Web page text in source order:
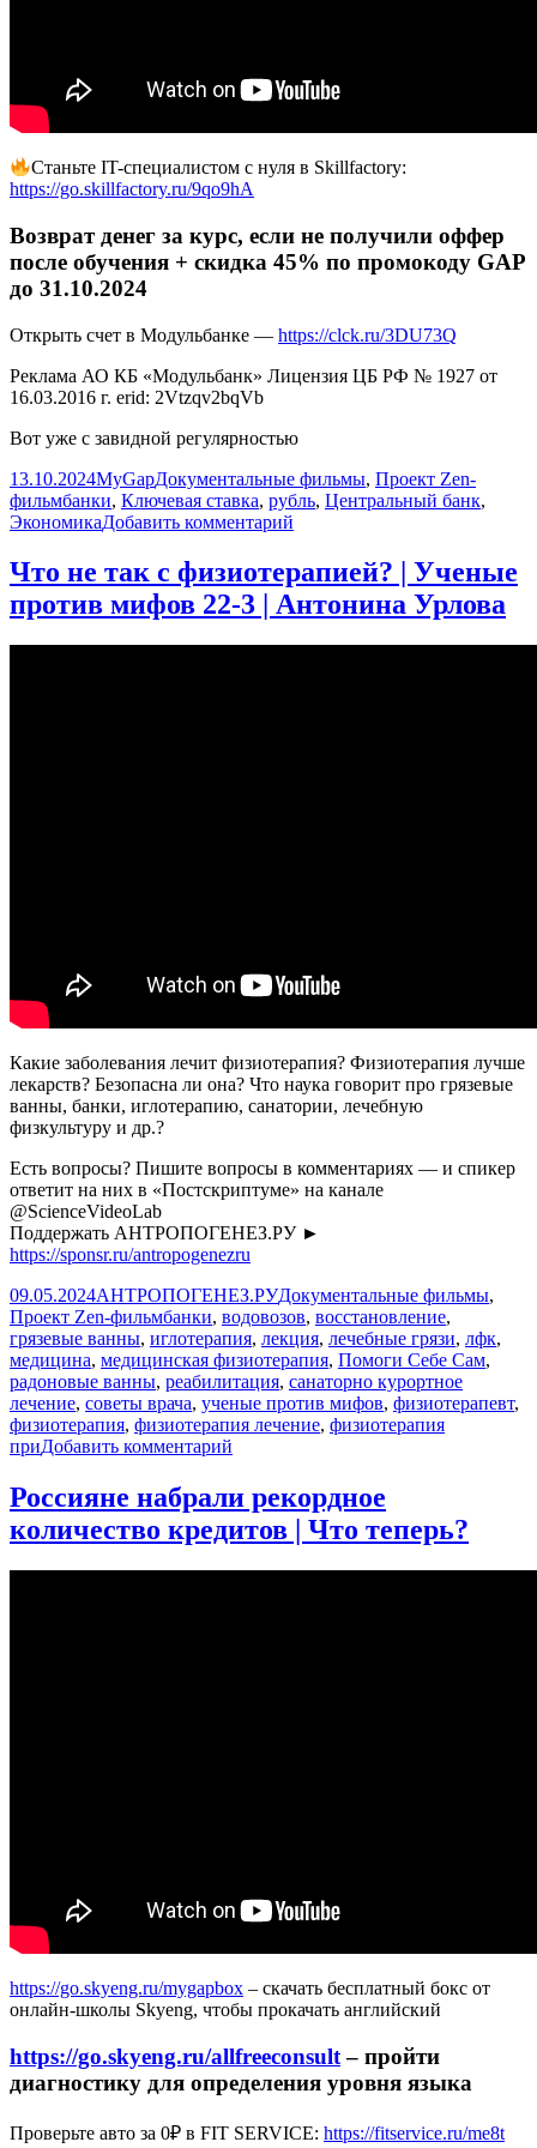
Станьте IT-специалистом с нуля в Skillfactory:
https://go.skillfactory.ru/9qo9hA
Возврат денег за курс, если не получили оффер
после обучения + скидка 45% по промокоду GAP
до 31.10.2024
Открыть счет в Модульбанке — https://clck.ru/3DU73Q
Реклама АО КБ «Модульбанк» Лицензия ЦБ РФ № 1927 от
16.03.2016 г. erid: 2Vtzqv2bqVb
Вот уже с завидной регулярностью
Опубликовано
13.10.2024Автор
MyGapРубрики
Документальные фильмы, Проект Zen-
фильмМетки
банки, Ключевая ставка, рубль, Центральный банк,
ЭкономикаДобавить комментарий
Зачем
ЦЕНТРАЛЬНЫЙ
БАНК
повышает
Что не так с физиотерапией? | Ученые
против мифов 22-3 | Антонина Урлова
Какие заболевания лечит физиотерапия? Физиотерапия лучше
лекарств? Безопасна ли она? Что наука говорит про грязевые
ванны, банки, иглотерапию, санатории, лечебную
физкультуру и др.?
Есть вопросы? Пишите вопросы в комментариях — и спикер
ответит на них в «Постскриптуме» на канале
@ScienceVideoLab
Поддержать АНТРОПОГЕНЕЗ.РУ ►
https://sponsr.ru/antropogenezru
Опубликовано
09.05.2024Автор
АНТРОПОГЕНЕЗ.РУРубрики
Документальные фильмы,
Проект Zen-фильмМетки
банки, водовозов, восстановление,
грязевые ванны, иглотерапия, лекция, лечебные грязи, лфк,
медицина, медицинская физиотерапия, Помоги Себе Сам,
радоновые ванны, реабилитация, санаторно курортное
лечение, советы врача, ученые против мифов, физиотерапевт,
физиотерапия, физиотерапия лечение, физиотерапия
приДобавить комментарий
не
так
физиотерапией?
Россияне набрали рекордное
количество кредитов | Что теперь?
https://go.skyeng.ru/mygapbox – скачать бесплатный бокс от
онлайн-школы Skyeng, чтобы прокачать английский
https://go.skyeng.ru/allfreeconsult– пройти
диагностику для определения уровня языка
Проверьте авто за 0₽ в FIT SERVICE: https://fitservice.ru/me8t